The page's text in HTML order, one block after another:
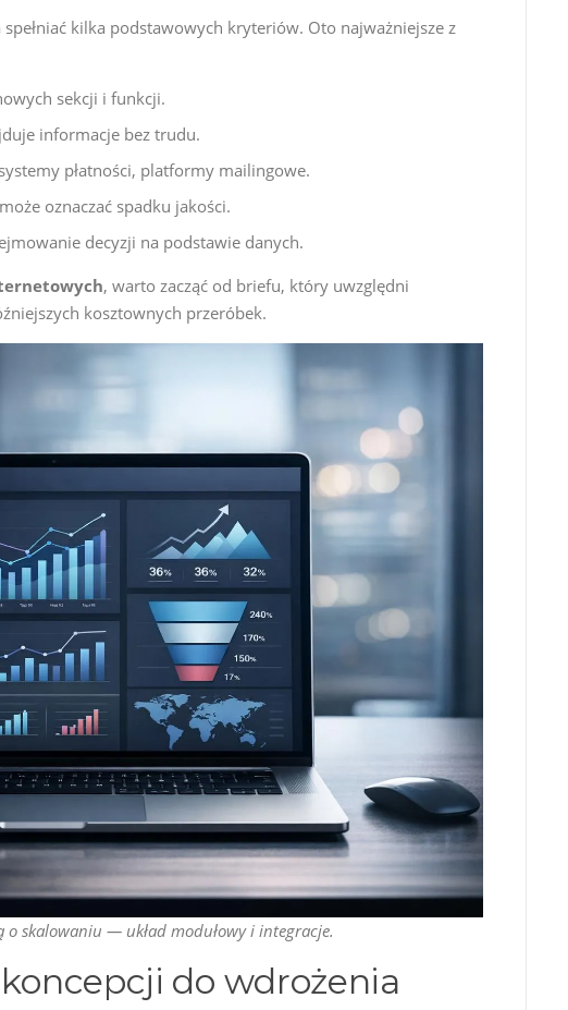
kilka podstawowych kryteriów. Oto najważniejsze z
sekcji i funkcji.
informacje bez trudu.
płatności, platformy mailingowe.
oznaczać spadku jakości.
decyzji na podstawie danych.
, warto zacząć od briefu, który uwzględni
kosztownych przeróbek.
o skalowaniu — układ modułowy i integracje.
do wdrożenia